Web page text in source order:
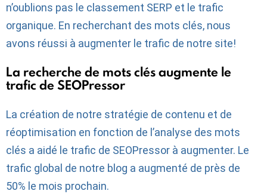
n’oublions pas le classement SERP et le trafic
organique. En recherchant des mots clés, nous
avons réussi à augmenter le trafic de notre site!
La recherche de mots clés augmente le
trafic de SEOPressor
La création de notre stratégie de contenu et de
réoptimisation en fonction de l’analyse des mots
clés a aidé le trafic de SEOPressor à augmenter. Le
trafic global de notre blog a augmenté de près de
50% le mois prochain.